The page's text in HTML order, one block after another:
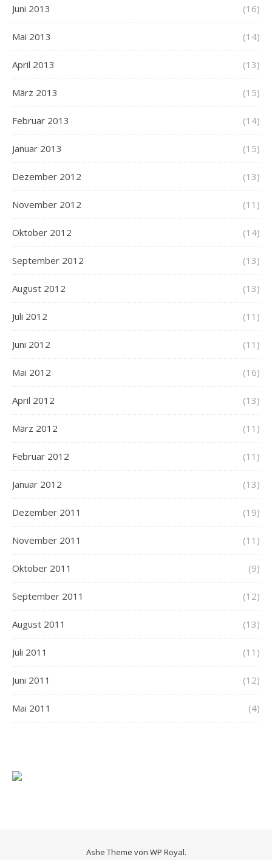
Juni 2013 (16)
Mai 2013 (14)
April 2013 (13)
März 2013 (15)
Februar 2013 (14)
Januar 2013 (15)
Dezember 2012 (13)
November 2012 (11)
Oktober 2012 (14)
September 2012 (13)
August 2012 (13)
Juli 2012 (11)
Juni 2012 (11)
Mai 2012 (16)
April 2012 (13)
März 2012 (11)
Februar 2012 (11)
Januar 2012 (13)
Dezember 2011 (19)
November 2011 (11)
Oktober 2011 (9)
September 2011 (12)
August 2011 (13)
Juli 2011 (11)
Juni 2011 (12)
Mai 2011 (4)
Ashe Theme von WP Royal.